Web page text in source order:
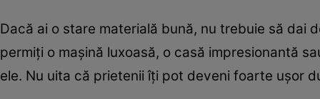
Dacă ai o stare materială bună, nu trebuie să dai
permiţi o maşină luxoasă, o casă impresionantă
ele. Nu uita că prietenii îţi pot deveni foarte uşor